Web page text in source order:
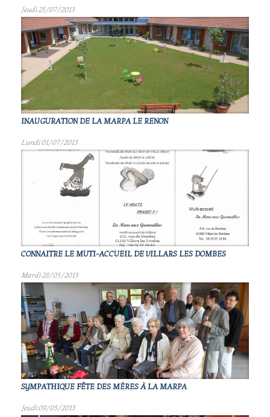
Jeudi 25/07/2013
INAUGURATION DE LA MARPA LE RENON
Lundi 01/07/2013
CONNAITRE LE MUTI-ACCUEIL DE VILLARS LES DOMBES
Mardi 28/05/2013
SYMPATHIQUE FÊTE DES MÈRES À LA MARPA
Jeudi 09/05/2013